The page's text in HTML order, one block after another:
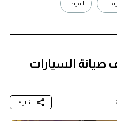
المزيد...
صيانة السيارات
شارك